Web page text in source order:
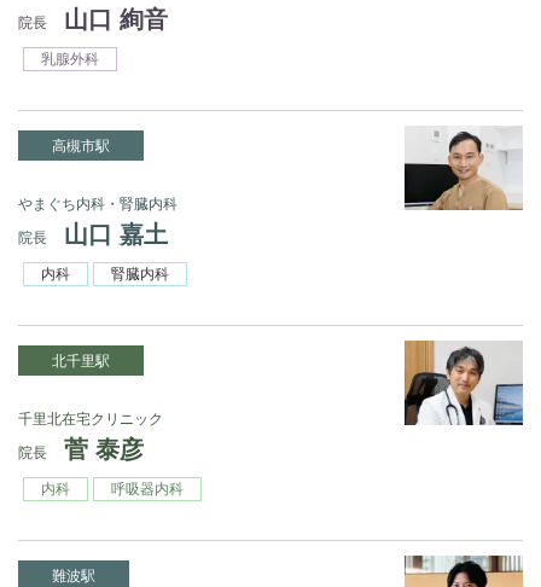
院長
山口 絢音
乳腺外科
高槻市駅
やまぐち内科・腎臓内科
院長
山口 嘉土
内科 腎臓内科
北千里駅
千里北在宅クリニック
院長
菅 泰彦
内科 呼吸器内科
難波駅